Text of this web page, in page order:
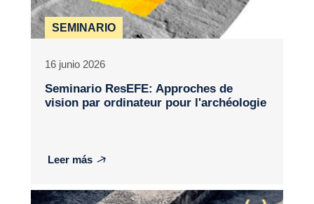
SEMINARIO
16 junio 2026
Seminario ResEFE: Approches de
vision par ordinateur pour l'archéologie
Leer más